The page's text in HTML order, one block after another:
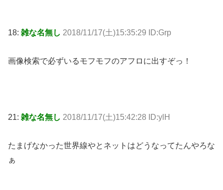
18: 雑な名無し 2018/11/17(土)15:35:29 ID:Grp
画像検索で必ずいるモフモフのアフロに出すぞっ！
21: 雑な名無し 2018/11/17(土)15:42:28 ID:ylH
たまげなかった世界線やとネットはどうなってたんやろな
ぁ